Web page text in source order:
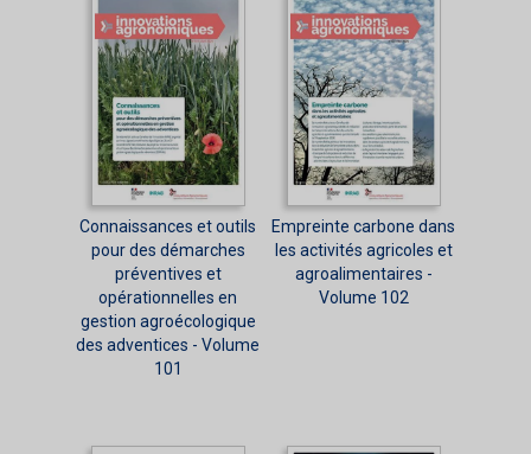
Connaissances et outils
pour des démarches
préventives et
opérationnelles en
gestion agroécologique
des adventices - Volume
101
Empreinte carbone dans
les activités agricoles et
agroalimentaires -
Volume 102